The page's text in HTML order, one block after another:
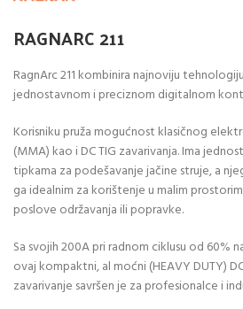
RAGNARC 211
RagnArc 211 kombinira najnoviju
jednostavnom i preciznom digitalnom
Korisniku pruža mogućnost klasičnog
(MMA) kao i DC TIG zavarivanja. Ima
tipkama za podešavanje jačine struje, a
ga idealnim za korištenje u malim
poslove održavanja ili popravke.
Sa svojih 200A pri radnom ciklusu od 60%
ovaj kompaktni, al moćni (HEAVY DUTY)
zavarivanje savršen je za profesionalce i